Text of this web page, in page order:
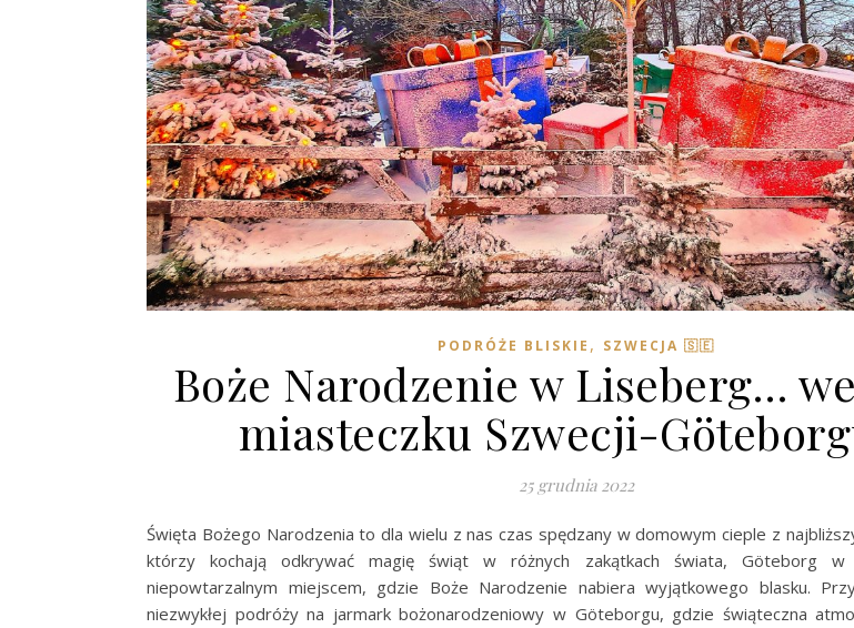
PODRÓŻE BLISKIE , SZWECJA 🇸🇪
Boże Narodzenie w Liseberg…
miasteczku Szwecji-
25 grudnia 2022
Święta Bożego Narodzenia to dla wielu z nas czas spędzany w domowym cieple z
którzy kochają odkrywać magię świąt w różnych zakątkach świata, Göteborg
niepowtarzalnym miejscem, gdzie Boże Narodzenie nabiera wyjątkowego blasku.
niezwykłej podróży na jarmark bożonarodzeniowy w Göteborgu, gdzie świąteczna